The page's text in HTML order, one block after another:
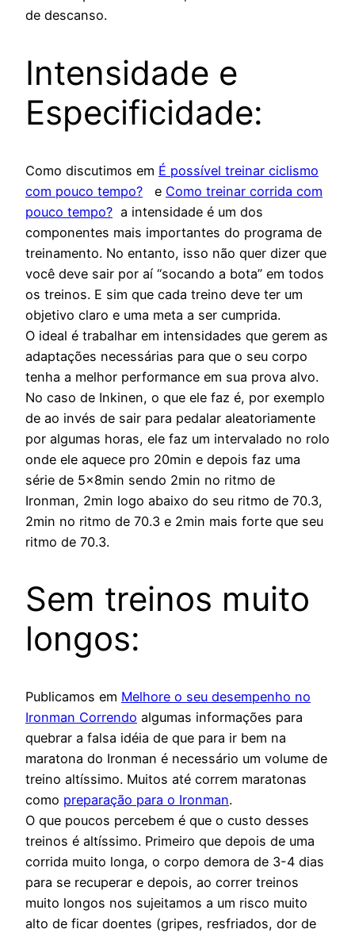
de descanso.
Intensidade e
Especificidade:
Como discutimos em É possível treinar ciclismo
com pouco tempo? e Como treinar corrida com
pouco tempo? a intensidade é um dos
componentes mais importantes do programa de
treinamento. No entanto, isso não quer dizer que
você deve sair por aí “socando a bota” em todos
os treinos. E sim que cada treino deve ter um
objetivo claro e uma meta a ser cumprida.
O ideal é trabalhar em intensidades que gerem as
adaptações necessárias para que o seu corpo
tenha a melhor performance em sua prova alvo.
No caso de Inkinen, o que ele faz é, por exemplo
de ao invés de sair para pedalar aleatoriamente
por algumas horas, ele faz um intervalado no rolo
onde ele aquece pro 20min e depois faz uma
série de 5x8min sendo 2min no ritmo de
Ironman, 2min logo abaixo do seu ritmo de 70.3,
2min no ritmo de 70.3 e 2min mais forte que seu
ritmo de 70.3.
Sem treinos muito
longos:
Publicamos em Melhore o seu desempenho no
Ironman Correndo algumas informações para
quebrar a falsa idéia de que para ir bem na
maratona do Ironman é necessário um volume de
treino altíssimo. Muitos até correm maratonas
como preparação para o Ironman.
O que poucos percebem é que o custo desses
treinos é altíssimo. Primeiro que depois de uma
corrida muito longa, o corpo demora de 3-4 dias
para se recuperar e depois, ao correr treinos
muito longos nos sujeitamos a um risco muito
alto de ficar doentes (gripes, resfriados, dor de